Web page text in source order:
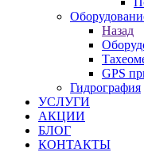
Назад
GPS
Гидрография
УСЛУГИ
АКЦИИ
БЛОГ
КОНТАКТЫ